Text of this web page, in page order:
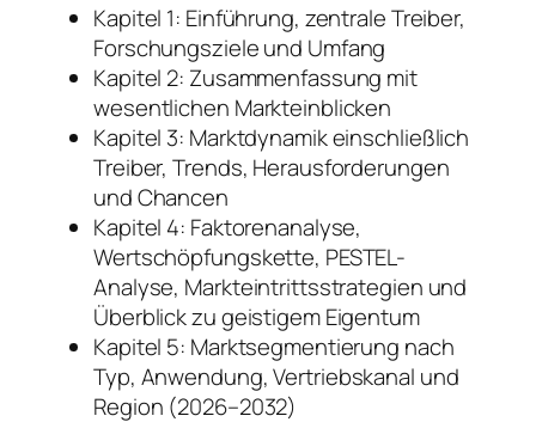
Kapitel 1: Einführung, zentrale Treiber,
Forschungsziele und Umfang
Kapitel 2: Zusammenfassung mit
wesentlichen Markteinblicken
Kapitel 3: Marktdynamik einschließlich
Treiber, Trends, Herausforderungen
und Chancen
Kapitel 4: Faktorenanalyse,
Wertschöpfungskette, PESTEL-
Analyse, Markteintrittsstrategien und
Überblick zu geistigem Eigentum
Kapitel 5: Marktsegmentierung nach
Typ, Anwendung, Vertriebskanal und
Region (2026–2032)